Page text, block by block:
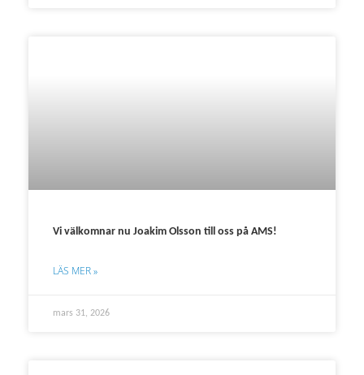
Vi välkomnar nu Joakim Olsson till oss på AMS!
LÄS MER »
mars 31, 2026